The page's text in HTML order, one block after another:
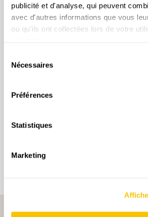
publicité et d'analyse, qui peuvent
avec d'autres informations que vous
ou qu'ils ont collectées lors de votre
Nécessaires
Préférences
Statistiques
Marketing
PDF 1.2 MB
MOTS-CLÉS
En cliquant sur un mot-clé, vous
votre compte d'utilisateur et obtenir
adaptés à vos centres d'intérêt. Les